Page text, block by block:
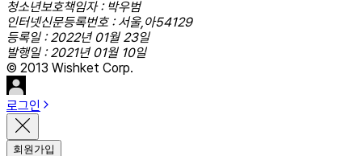
청소년보호책임자 : 박우범
인터넷신문등록번호 : 서울,아54129
등록일 : 2022년 01월 23일
발행일 : 2021년 01월 10일
© 2013 Wishket Corp.
로그인
회원가입